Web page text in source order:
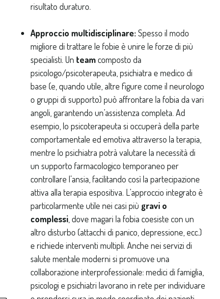
risultato duraturo.
Approccio multidisciplinare:Spesso il modo
migliore di trattare le fobie è unire le forze di più
specialisti. Un teamcomposto da
psicologo/psicoterapeuta, psichiatra e medico di
base (e, quando utile, altre figure come il neurologo
o gruppi di supporto) può affrontare la fobia da vari
angoli, garantendo un’assistenza completa. Ad
esempio, lo psicoterapeuta si occuperà della parte
comportamentale ed emotiva attraverso la terapia,
mentre lo psichiatra potrà valutare la necessità di
un supporto farmacologico temporaneo per
controllare l’ansia, facilitando così la partecipazione
attiva alla terapia espositiva. L’approccio integrato è
particolarmente utile nei casi più gravi o
complessi , dove magari la fobia coesiste con un
altro disturbo (attacchi di panico, depressione, ecc.)
e richiede interventi multipli. Anche nei servizi di
salute mentale moderni si promuove una
collaborazione interprofessionale: medici di famiglia,
psicologi e psichiatri lavorano in rete per individuare